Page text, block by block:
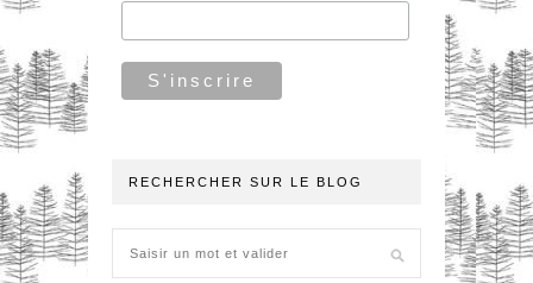
RECHERCHER SUR LE BLOG